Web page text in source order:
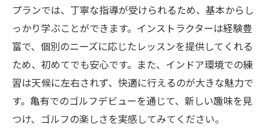
短時間で結果を出す！効率的なレッスン方
法
経験豊富なコーチによるパーソナライズ指
導
最新技術を活用した分析で上達をサポート
効率的に学ぶためのカスタマイズプラン
プランでは、丁寧な指導が受けられるため、基本からし
っかり学ぶことができます。インストラクターは経験豊
富で、個別のニーズに応じたレッスンを提供してくれる
ため、初めてでも安心です。また、インドア環境での練
習は天候に左右されず、快適に行えるのが大きな魅力で
す。亀有でのゴルフデビューを通じて、新しい趣味を見
つけ、ゴルフの楽しさを実感してみてください。